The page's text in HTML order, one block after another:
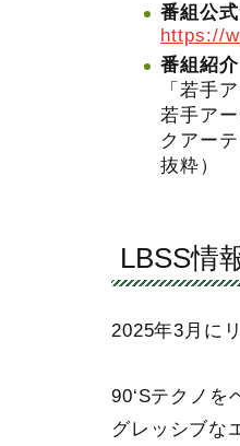
番組公
https://
番組紹介
「若手
若手ア
クアー
抜粋）
LBSS情
2025年3月に
90‘Sテクノを
グレッシブな